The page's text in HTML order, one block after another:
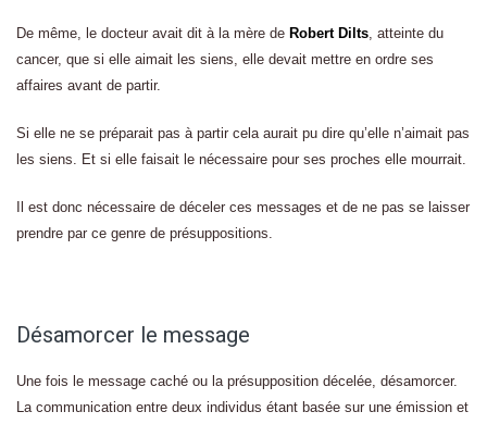
De même, le docteur avait dit à la mère de Robert Dilts, atteinte du
cancer, que si elle aimait les siens, elle devait mettre en ordre ses
affaires avant de partir.
Si elle ne se préparait pas à partir cela aurait pu dire qu’elle n’aimait pas
les siens. Et si elle faisait le nécessaire pour ses proches elle mourrait.
Il est donc nécessaire de déceler ces messages et de ne pas se laisser
prendre par ce genre de présuppositions.
Désamorcer le message
Une fois le message caché ou la présupposition décelée, désamorcer.
La communication entre deux individus étant basée sur une émission et